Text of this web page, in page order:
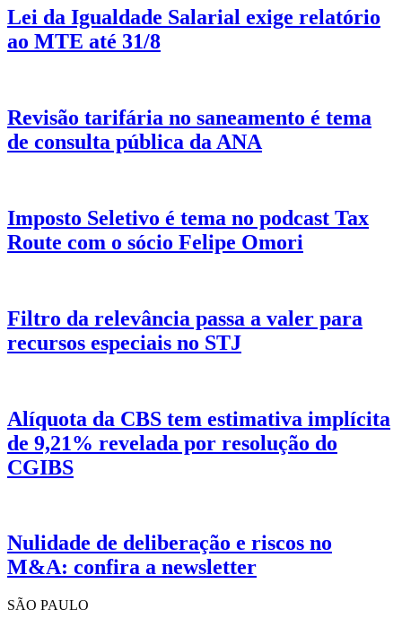
Lei da Igualdade Salarial exige relatório
ao MTE até 31/8
Revisão tarifária no saneamento é tema
de consulta pública da ANA
Imposto Seletivo é tema no podcast Tax
Route com o sócio Felipe Omori
Filtro da relevância passa a valer para
recursos especiais no STJ
Alíquota da CBS tem estimativa implícita
de 9,21% revelada por resolução do
CGIBS
Nulidade de deliberação e riscos no
M&A: confira a newsletter
SÃO PAULO